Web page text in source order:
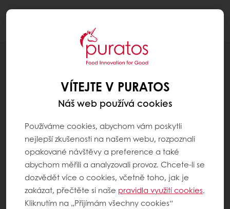
KÁVOVÁ TABULKA - ČOKOLÁDA SE
SNÍŽENÝM OBSAHEM CUKRU
VÍTEJTE V PURATOS
Náš web používá cookies
Používáme cookies, abychom vám poskytli
nejlepší zkušenosti na našem webu, rozpoznali
opakované návštěvy a preference a také
abychom měřili a analyzovali provoz. Chcete-li se
dozvědět více o cookies, včetně toho, jak je
zakázat, přečtěte si naše pravidla využití cookies.
Kliknutím na „Přijímám všechny cookies“